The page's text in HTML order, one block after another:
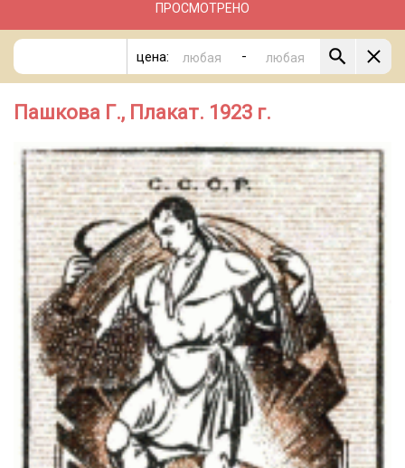
ПРОСМОТРЕНО
цена: -
Пашкова Г., Плакат. 1923 г.